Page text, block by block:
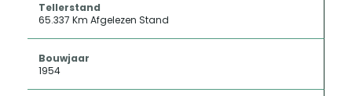
Tellerstand
65.337 Km Afgelezen Stand
Bouwjaar
1954